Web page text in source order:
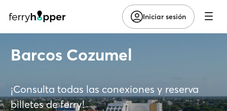
Iniciar sesión
Barcos Cozumel
¡Consulta todas las conexiones y reserva
billetes de ferry!